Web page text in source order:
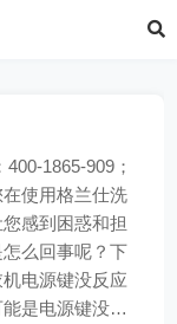
1865-909；
使用格兰仕洗
感到困惑和担
么回事呢？下
电源键没反应
能是电源键没…